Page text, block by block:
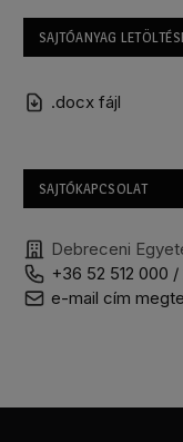
SAJTÓANYAG
.docx fájl
SAJTÓKAPCSOLAT
Debreceni
+36 52 512 000 /
e-mail cím